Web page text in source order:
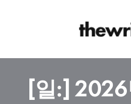
[일:]2026